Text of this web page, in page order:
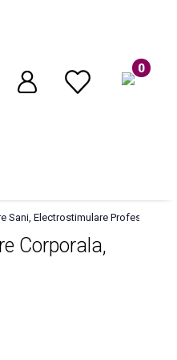
0
Sani, Electrostimulare Profesionala,
Corporala,